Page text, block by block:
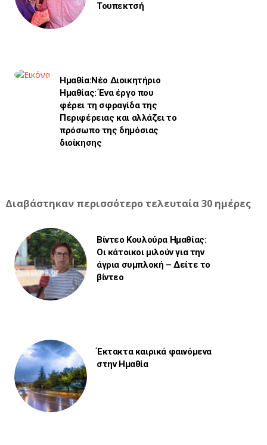
Τουπεκτσή
Ημαθία:Νέο Διοικητήριο
Ημαθίας: Ένα έργο που
φέρει τη σφραγίδα της
Περιφέρειας και αλλάζει το
πρόσωπο της δημόσιας
διοίκησης
Διαβάστηκαν περισσότερο τελευταία 30 ημέρες
Βίντεο Κουλούρα Ημαθίας:
Οι κάτοικοι μιλούν για την
άγρια συμπλοκή – Δείτε το
βίντεο
Έκτακτα καιρικά φαινόμενα
στην Ημαθία